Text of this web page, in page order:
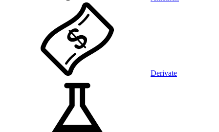
Derivate